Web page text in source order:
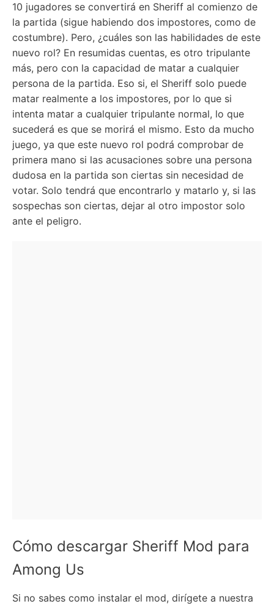
10 jugadores se convertirá en Sheriff al comienzo de
la partida (sigue habiendo dos impostores, como de
costumbre). Pero, ¿cuáles son las habilidades de este
nuevo rol? En resumidas cuentas, es otro tripulante
más, pero con la capacidad de matar a cualquier
persona de la partida. Eso si, el Sheriff solo puede
matar realmente a los impostores, por lo que si
intenta matar a cualquier tripulante normal, lo que
sucederá es que se morirá el mismo. Esto da mucho
juego, ya que este nuevo rol podrá comprobar de
primera mano si las acusaciones sobre una persona
dudosa en la partida son ciertas sin necesidad de
votar. Solo tendrá que encontrarlo y matarlo y, si las
sospechas son ciertas, dejar al otro impostor solo
ante el peligro.
Cómo descargar Sheriff Mod para
Among Us
Si no sabes como instalar el mod, dirígete a nuestra